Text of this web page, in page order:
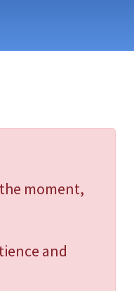
moment,
and